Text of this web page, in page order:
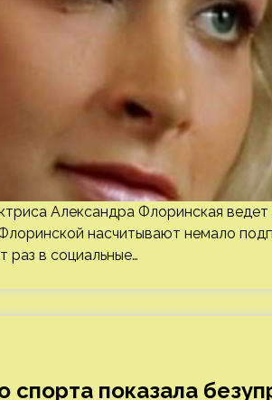
Александра Флоринская
насчитывают немало
раз в социальные…
показала